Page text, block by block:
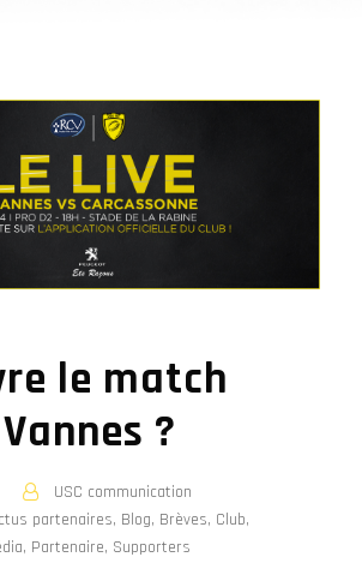
le match
?
USC communication
partenaires, Blog, Brèves, Club,
, Partenaire, Supporters